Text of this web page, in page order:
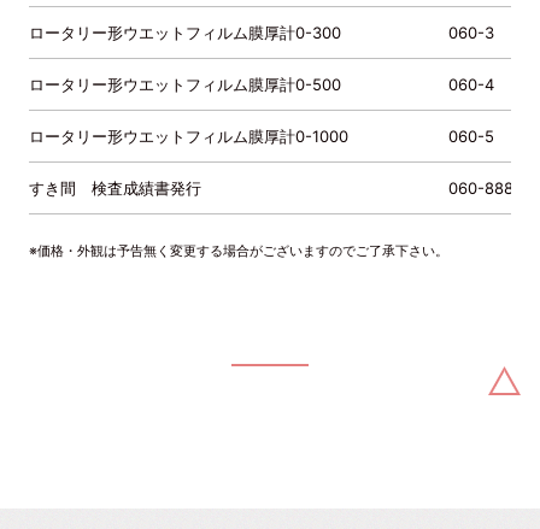
ロータリー形ウエットフィルム膜厚計0-300 060-3
ロータリー形ウエットフィルム膜厚計0-500 060-4
ロータリー形ウエットフィルム膜厚計0-1000 060-5
すき間 検査成績書発行 060-888
※価格・外観は予告無く変更する場合がございますのでご了承下さい。